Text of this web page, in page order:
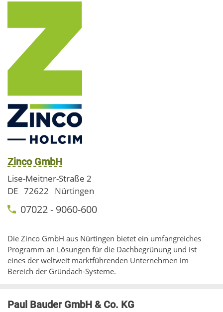
Zinco GmbH
Lise-Meitner-Straße 2
DE 72622 Nürtingen
07022 - 9060-600
Die Zinco GmbH aus Nürtingen bietet ein umfangreiches
Programm an Lösungen für die Dachbegrünung und ist
eines der weltweit marktführenden Unternehmen im
Bereich der Gründach-Systeme.
Paul Bauder GmbH & Co. KG